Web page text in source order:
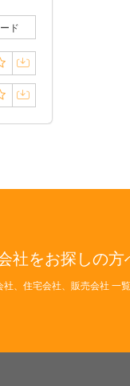
ド
社をお探しの方
社、住宅会社、販売会社 一覧